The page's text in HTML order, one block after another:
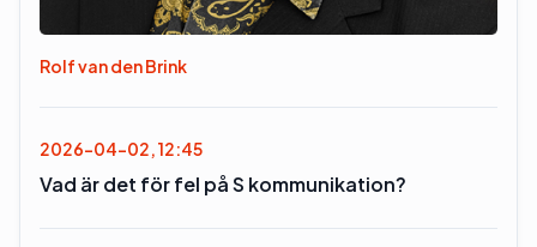
Rolf van den Brink
2026-04-02, 12:45
Vad är det för fel på S kommunikation?